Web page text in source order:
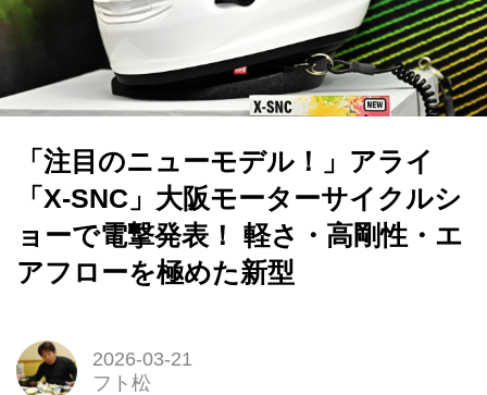
「注目のニューモデル！」アライ
「X-SNC」大阪モーターサイクルシ
ョーで電撃発表！ 軽さ・高剛性・エ
アフローを極めた新型
2026-03-21
フト松